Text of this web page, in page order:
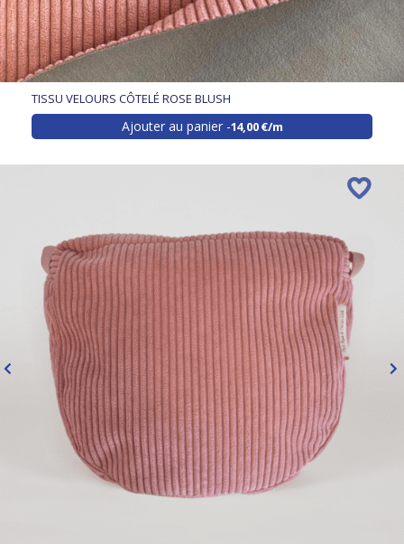
TISSU VELOURS CÔTELÉ ROSE BLUSH
Ajouter au panier 14,00 €/m